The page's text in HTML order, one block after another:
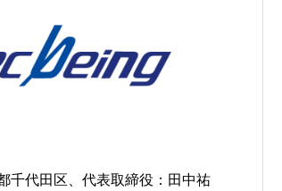
千代田区、代表取締役：田中祐